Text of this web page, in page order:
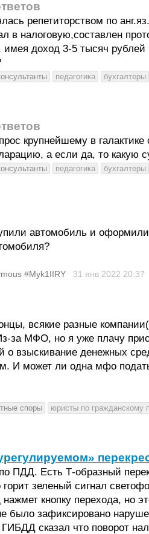
репетиторством по
в налоговую,составлен
имея доход 3-5 тысяч
педагогика бухгалтеры
крупнейшему в
а если да, то какую
педагогика бухгалтеры
автомобиль и оформили
#Myk1IIRY 31 янв 2022 20:37
всякие разные
за МФО, но я уже плачу
о взыскивание денежных
И может ли одна мфо подать
споры юристы по гражданскому
ПДД. Есть Т-образный
зеленый сигнал
кнопку перехода, но
было зафиксировано
сказал что поворот